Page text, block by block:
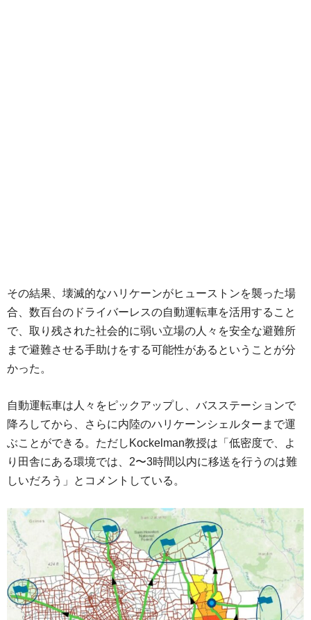
その結果、壊滅的なハリケーンがヒューストンを襲った場
合、数百台のドライバーレスの自動運転車を活用すること
で、取り残された社会的に弱い立場の人々を安全な避難所
まで避難させる手助けをする可能性があるということが分
かった。
自動運転車は人々をピックアップし、バスステーションで
降ろしてから、さらに内陸のハリケーンシェルターまで運
ぶことができる。ただしKockelman教授は「低密度で、よ
り田舎にある環境では、2〜3時間以内に移送を行うのは難
しいだろう」とコメントしている。